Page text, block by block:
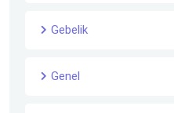
Gebelik
Genel